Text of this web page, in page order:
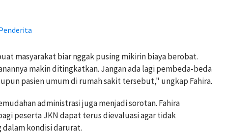
masyarakat biar nggak pusing mikirin biaya berobat.
makin ditingkatkan. Jangan ada lagi pembeda-beda
pasien umum di rumah sakit tersebut," ungkap Fahira.
administrasi juga menjadi sorotan. Fahira
peserta JKN dapat terus dievaluasi agar tidak
dalam kondisi darurat.